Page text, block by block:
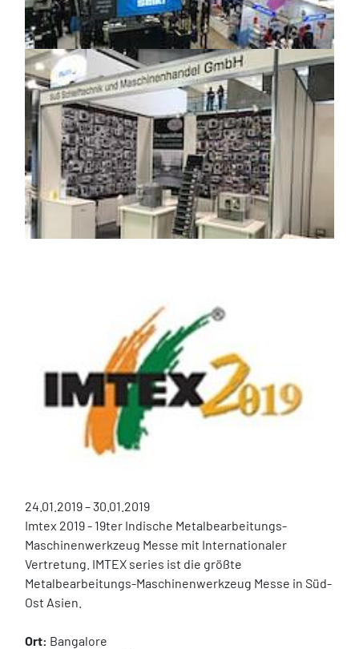
24.01.2019 – 30.01.2019
Imtex 2019 - 19ter Indische Metalbearbeitungs-
Maschinenwerkzeug Messe mit Internationaler
Vertretung. IMTEX series ist die größte
Metalbearbeitungs-Maschinenwerkzeug Messe in Süd-
Ost Asien.
Ort: Bangalore